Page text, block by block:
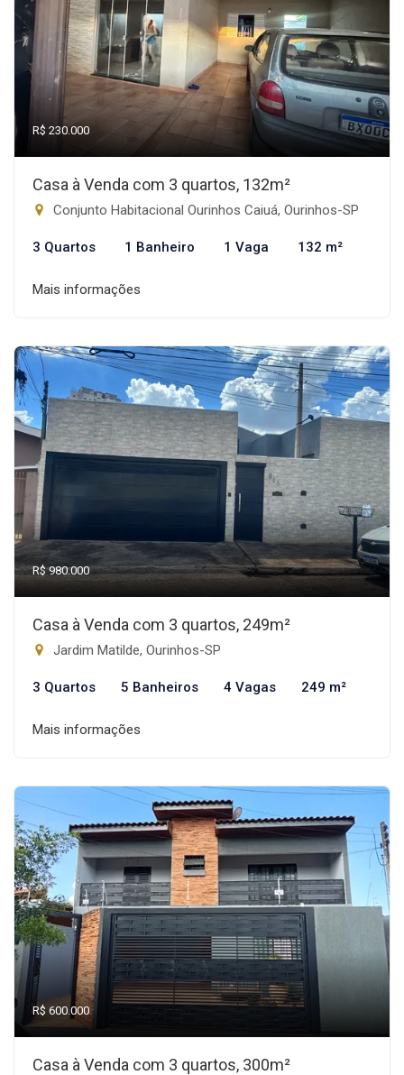
R$ 230.000
Casa à Venda com 3 quartos, 132m²
Conjunto Habitacional Ourinhos Caiuá, Ourinhos-SP
3 Quartos 1 Banheiro 1 Vaga 132 m²
Mais informações
R$ 980.000
Casa à Venda com 3 quartos, 249m²
Jardim Matilde, Ourinhos-SP
3 Quartos 5 Banheiros 4 Vagas 249 m²
Mais informações
R$ 600.000
Casa à Venda com 3 quartos, 300m²